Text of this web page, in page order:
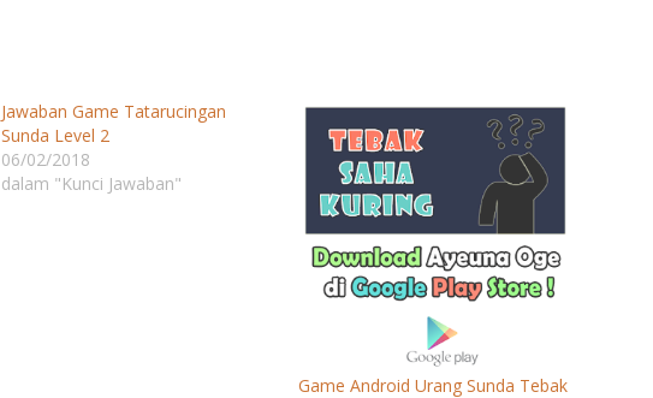
Jawaban Game Tatarucingan
Sunda Level 2
06/02/2018
dalam "Kunci Jawaban"
Game Android Urang Sunda Tebak